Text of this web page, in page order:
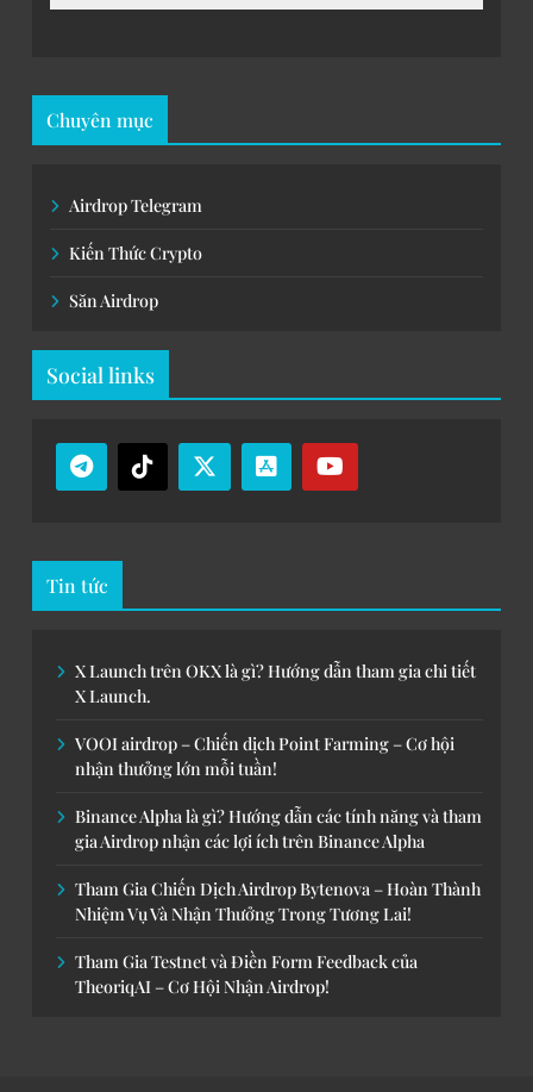
Chuyên mục
Airdrop Telegram
Kiến Thức Crypto
Săn Airdrop
Social links
Tin tức
X Launch trên OKX là gì? Hướng dẫn tham gia chi tiết
X Launch.
VOOI airdrop – Chiến dịch Point Farming – Cơ hội
nhận thưởng lớn mỗi tuần!
Binance Alpha là gì? Hướng dẫn các tính năng và tham
gia Airdrop nhận các lợi ích trên Binance Alpha
Tham Gia Chiến Dịch Airdrop Bytenova – Hoàn Thành
Nhiệm Vụ Và Nhận Thưởng Trong Tương Lai!
Tham Gia Testnet và Điền Form Feedback của
TheoriqAI – Cơ Hội Nhận Airdrop!